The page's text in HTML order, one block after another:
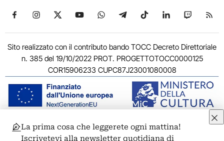
Seguici su Facebook
Seguici su Instagram
Seguici su X
Seguici su YouTube
Seguici su WhatsApp
Seguici su Telegram
Seguici su TikTok
Seguici su
Seguici
Sito realizzato con il contributo bando TOCC Decreto Direttoriale
n. 385 del 19/10/2022 PROT. PROGETTOTOCC0000125
COR15906233 CUPC87J23001080008
© 2011-2026 ARTRIBUNE srl – Corso Vittorio Emanuele II, 287 –
La prima cosa che leggerete ogni mattina!
Iscrivetevi alla newsletter quotidiana di